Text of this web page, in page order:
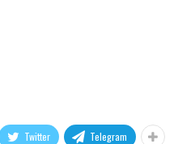
Twitter Telegram